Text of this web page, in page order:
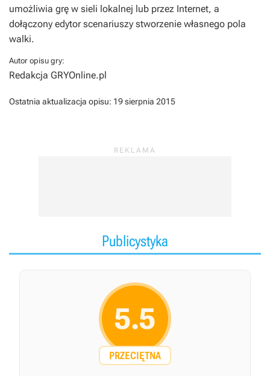
umożliwia grę w sieli lokalnej lub przez Internet, a
dołączony edytor scenariuszy stworzenie własnego pola
walki.
Autor opisu gry:
Redakcja GRYOnline.pl
Ostatnia aktualizacja opisu: 19 sierpnia 2015
Publicystyka
5.5
PRZECIĘTNA